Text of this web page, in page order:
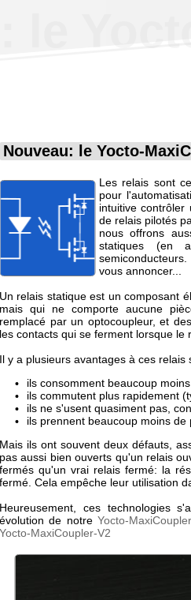
le
Nouveau: le Yocto-
Les relais sont
pour
intuitive contrôler
de relais pilotés
nous offrons
statiques (en
vous annoncer...
Un relais statique est un composant
mais qui ne comporte aucune
remplacé par un optocoupleur, et
les contacts qui se ferment lorsque le
Il y a plusieurs avantages à ces relais
ils consomment beaucoup
ils commutent plus rapidement
ils ne s'usent quasiment pas,
ils prennent beaucoup moins
Mais ils ont souvent deux défauts,
pas aussi bien ouverts qu'un relais
fermés qu'un vrai relais fermé: la
fermé. Cela empêche leur utilisation
Heureusement, ces technologies
évolution de notreYocto-MaxiCoupler
Yocto-MaxiCoupler-V2